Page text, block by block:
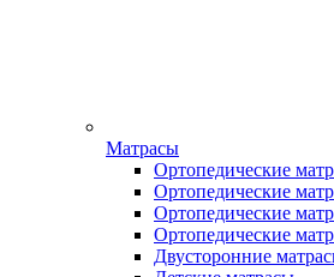
Матрасы
Ортопедические
Ортопедические
Ортопедические
Ортопедические
Двусторонние